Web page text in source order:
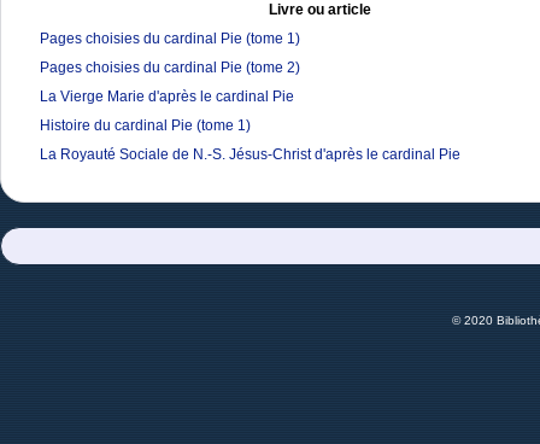
Livre ou article
Pages choisies du cardinal Pie (tome 1)
Pages choisies du cardinal Pie (tome 2)
La Vierge Marie d'après le cardinal Pie
Histoire du cardinal Pie (tome 1)
La Royauté Sociale de N.-S. Jésus-Christ d'après le cardinal Pie
© 2020